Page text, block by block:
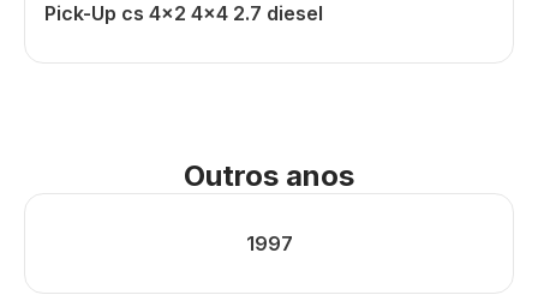
Pick-Up cs 4x2 4x4 2.7 diesel
Outros anos
1997